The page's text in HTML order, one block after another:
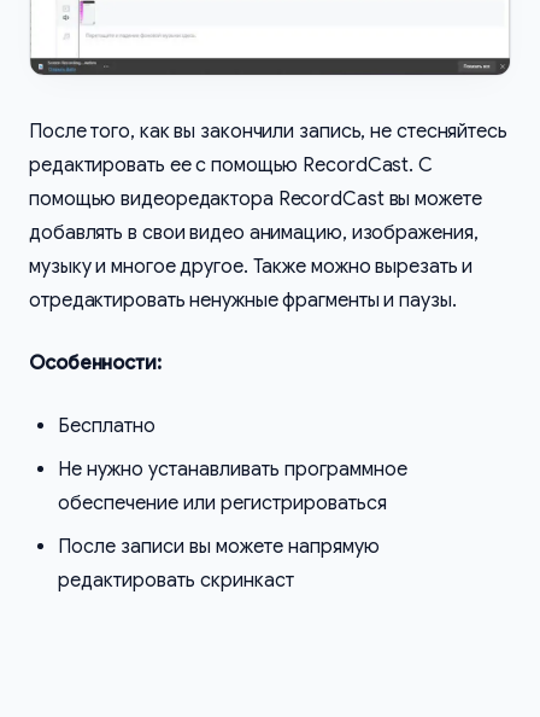
После того, как вы закончили запись, не стесняйтесь
редактировать ее с помощью RecordCast. С
помощью видеоредактора RecordCast вы можете
добавлять в свои видео анимацию, изображения,
музыку и многое другое. Также можно вырезать и
отредактировать ненужные фрагменты и паузы.
Особенности:
Бесплатно
Не нужно устанавливать программное
обеспечение или регистрироваться
После записи вы можете напрямую
редактировать скринкаст